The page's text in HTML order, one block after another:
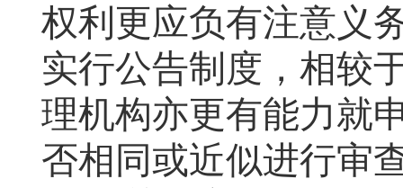
权利更应负有注意义
实行公告制度，相较
理机构亦更有能力就
否相同或近似进行审